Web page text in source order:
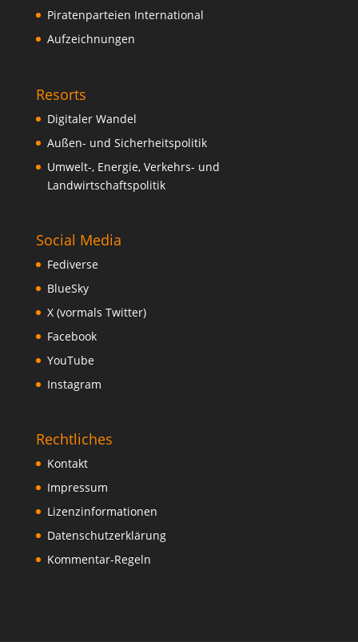
Piratenparteien International
Aufzeichnungen
Resorts
Digitaler Wandel
Außen- und Sicherheitspolitik
Umwelt-, Energie, Verkehrs- und
Landwirtschaftspolitik
Social Media
Fediverse
BlueSky
X (vormals Twitter)
Facebook
YouTube
Instagram
Rechtliches
Kontakt
Impressum
Lizenzinformationen
Datenschutzerklärung
Kommentar-Regeln